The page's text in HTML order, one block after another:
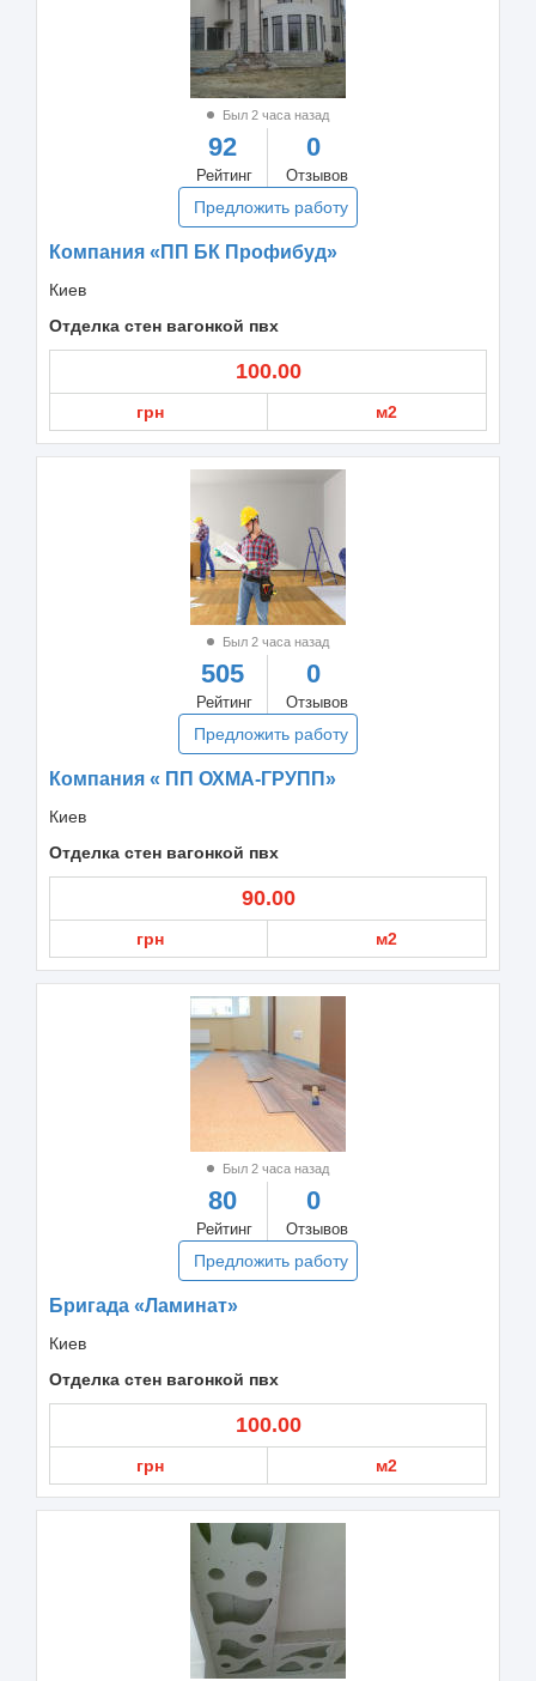
Был 2 часа назад
92
Рейтинг
0
Отзывов
Предложить работу
Компания «ПП БК Профибуд»
Киев
Отделка стен вагонкой пвх
100.00
грн м2
Был 2 часа назад
505
Рейтинг
0
Отзывов
Предложить работу
Компания « ПП ОХМА-ГРУПП»
Киев
Отделка стен вагонкой пвх
90.00
грн м2
Был 2 часа назад
80
Рейтинг
0
Отзывов
Предложить работу
Бригада «Ламинат»
Киев
Отделка стен вагонкой пвх
100.00
грн м2